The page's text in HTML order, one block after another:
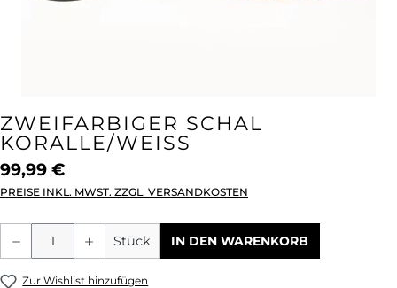
ZWEIFARBIGER SCHAL
KORALLE/WEISS
99,99 €
PREISE INKL. MWST. ZZGL. VERSANDKOSTEN
Produkt Anzahl: Gib den gewünschten
Stück IN DEN WARENKORB
Zur Wishlist hinzufügen